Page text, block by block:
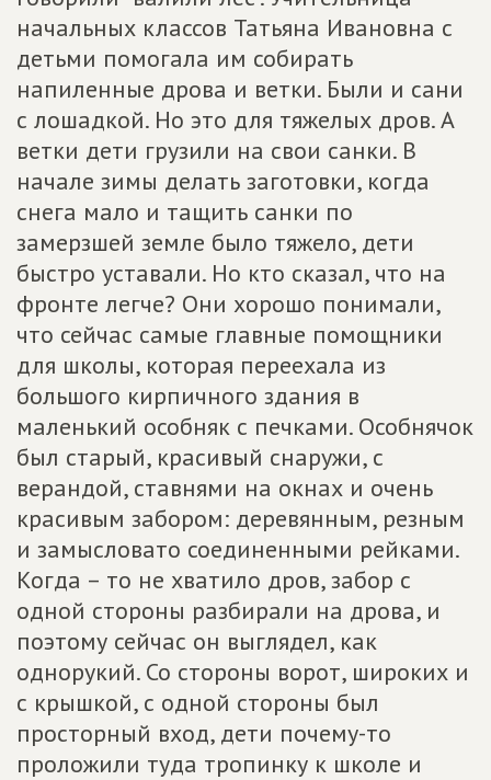
начальных классов Татьяна Ивановна с
детьми помогала им собирать
напиленные дрова и ветки. Были и сани
с лошадкой. Но это для тяжелых дров. А
ветки дети грузили на свои санки. В
начале зимы делать заготовки, когда
снега мало и тащить санки по
замерзшей земле было тяжело, дети
быстро уставали. Но кто сказал, что на
фронте легче? Они хорошо понимали,
что сейчас самые главные помощники
для школы, которая переехала из
большого кирпичного здания в
маленький особняк с печками. Особнячок
был старый, красивый снаружи, с
верандой, ставнями на окнах и очень
красивым забором: деревянным, резным
и замысловато соединенными рейками.
Когда – то не хватило дров, забор с
одной стороны разбирали на дрова, и
поэтому сейчас он выглядел, как
однорукий. Со стороны ворот, широких и
с крышкой, с одной стороны был
просторный вход, дети почему-то
проложили туда тропинку к школе и